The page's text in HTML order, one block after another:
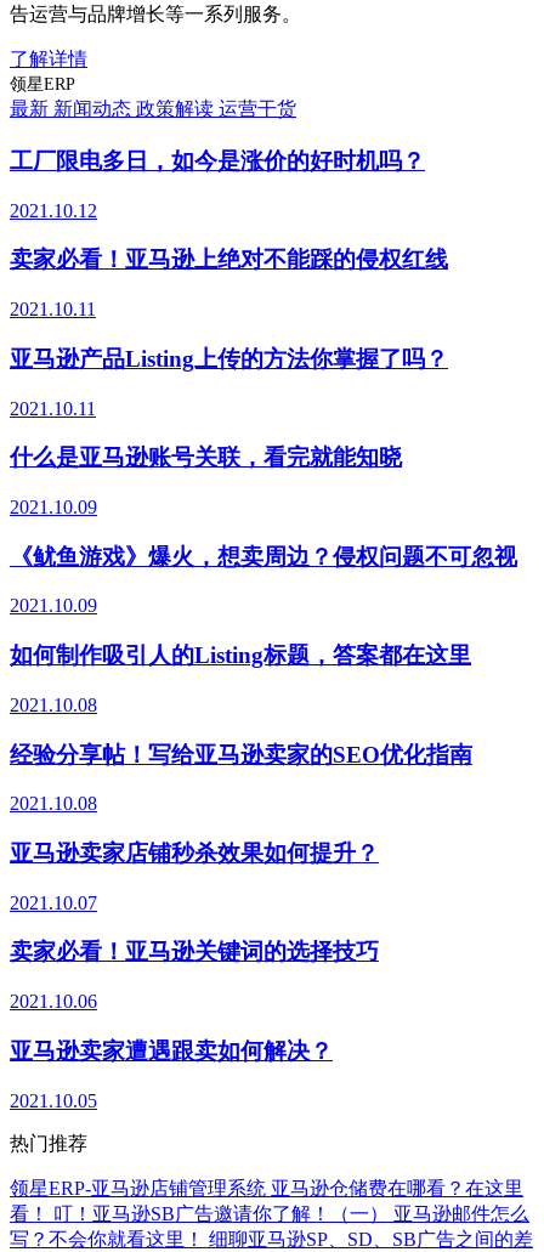
告运营与品牌增长等一系列服务。
了解详情
领星ERP
最新 新闻动态 政策解读 运营干货
工厂限电多日，如今是涨价的好时机吗？
2021.10.12
卖家必看！亚马逊上绝对不能踩的侵权红线
2021.10.11
亚马逊产品Listing上传的方法你掌握了吗？
2021.10.11
什么是亚马逊账号关联，看完就能知晓
2021.10.09
《鱿鱼游戏》爆火，想卖周边？侵权问题不可忽视
2021.10.09
如何制作吸引人的Listing标题，答案都在这里
2021.10.08
经验分享帖！写给亚马逊卖家的SEO优化指南
2021.10.08
亚马逊卖家店铺秒杀效果如何提升？
2021.10.07
卖家必看！亚马逊关键词的选择技巧
2021.10.06
亚马逊卖家遭遇跟卖如何解决？
2021.10.05
热门推荐
领星ERP-亚马逊店铺管理系统 亚马逊仓储费在哪看？在这里
看！
叮！亚马逊SB广告邀请你了解！（一）
亚马逊邮件怎么
写？不会你就看这里！
细聊亚马逊SP、SD、SB广告之间的差